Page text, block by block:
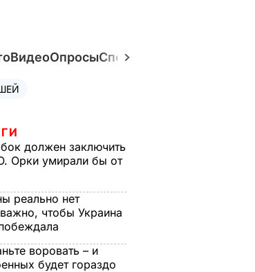
ВидеоОпросыСпецпроекты
должен заключить
Орки умирали бы от
реально нет
чтобы Украина
воровать – и
будет гораздо